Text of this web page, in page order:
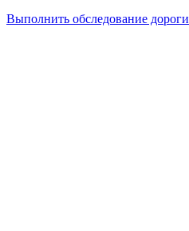
Выполнить обследование дороги